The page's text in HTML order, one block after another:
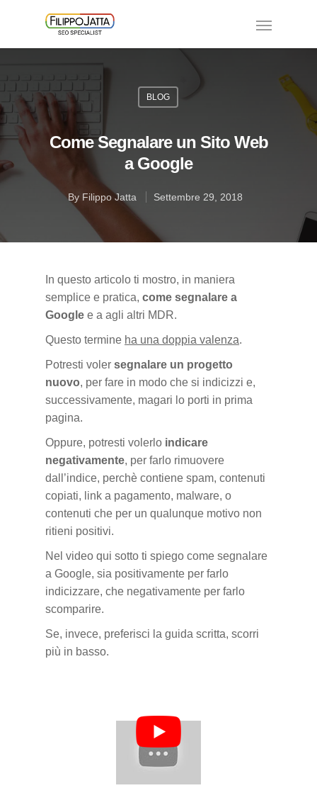
BLOG
Come Segnalare un Sito Web
a Google
By Filippo Jatta Settembre 29, 2018
In questo articolo ti mostro, in maniera
semplice e pratica, come segnalare a
Google e a agli altri MDR.
Questo termine ha una doppia valenza.
Potresti voler segnalare un progetto
nuovo, per fare in modo che si indicizzi e,
successivamente, magari lo porti in prima
pagina.
Oppure, potresti volerlo indicare
negativamente, per farlo rimuovere
dall’indice, perchè contiene spam, contenuti
copiati, link a pagamento, malware, o
contenuti che per un qualunque motivo non
ritieni positivi.
Nel video qui sotto ti spiego come segnalare
a Google, sia positivamente per farlo
indicizzare, che negativamente per farlo
scomparire.
Se, invece, preferisci la guida scritta, scorri
più in basso.